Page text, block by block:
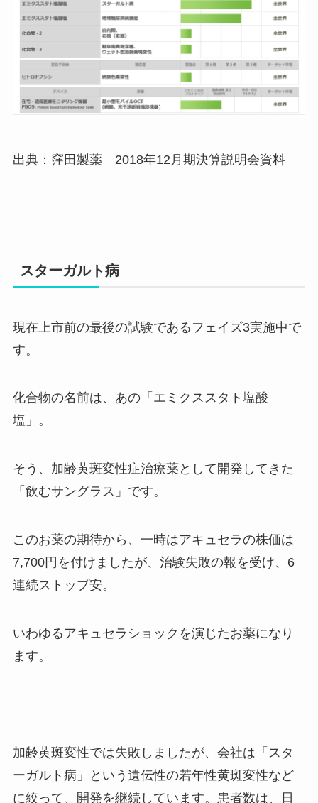
出典：窪田製薬 2018年12月期決算説明会資料
スターガルト病
現在上市前の最後の試験であるフェイズ3実施中で
す。
化合物の名前は、あの「エミクススタト塩酸
塩」。
そう、加齢黄斑変性症治療薬として開発してきた
「飲むサングラス」です。
このお薬の期待から、一時はアキュセラの株価は
7,700円を付けましたが、治験失敗の報を受け、6
連続ストップ安。
いわゆるアキュセラショックを演じたお薬になり
ます。
加齢黄斑変性では失敗しましたが、会社は「スタ
ーガルト病」という遺伝性の若年性黄斑変性など
に絞って、開発を継続しています。患者数は、日